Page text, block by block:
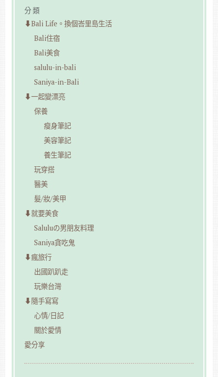
分類
⬇︎Bali Life。換個峇里島生活
Bali住宿
Bali美食
salulu-in-bali
Saniya-in-Bali
⬇︎一起變漂亮
保養
瘦身筆記
美容筆記
養生筆記
玩穿搭
醫美
髮/妝/美甲
⬇︎就要美食
Saluluの男朋友料理
Saniya貪吃鬼
⬇︎瘋旅行
出國趴趴走
玩樂台灣
⬇︎隨手寫寫
心情/日記
關於愛情
愛分享